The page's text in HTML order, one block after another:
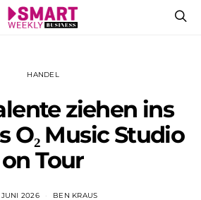
HANDEL
ziehen ins
O₂ Music Studio
on Tour
JUNI 2026 BEN KRAUS